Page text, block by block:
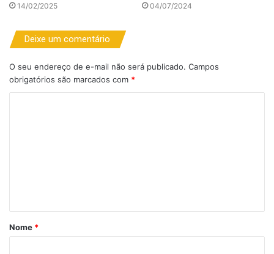
14/02/2025 04/07/2024
Deixe um comentário
O seu endereço de e-mail não será publicado. Campos
obrigatórios são marcados com *
á
r
Nome *